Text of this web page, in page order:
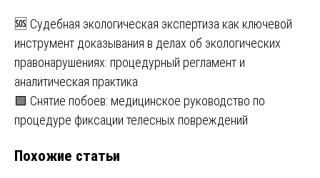
Навигация
по
записям
🆘 Судебная экологическая экспертиза как ключевой
инструмент доказывания в делах об экологических
правонарушениях: процедурный регламент и
аналитическая практика
🟩 Снятие побоев: медицинское руководство по
процедуре фиксации телесных повреждений
Похожие статьи